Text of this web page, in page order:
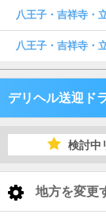
八王子・吉祥寺・
八王子・吉祥寺・
デリヘル送迎ド
東京都
検討中
地方を変更